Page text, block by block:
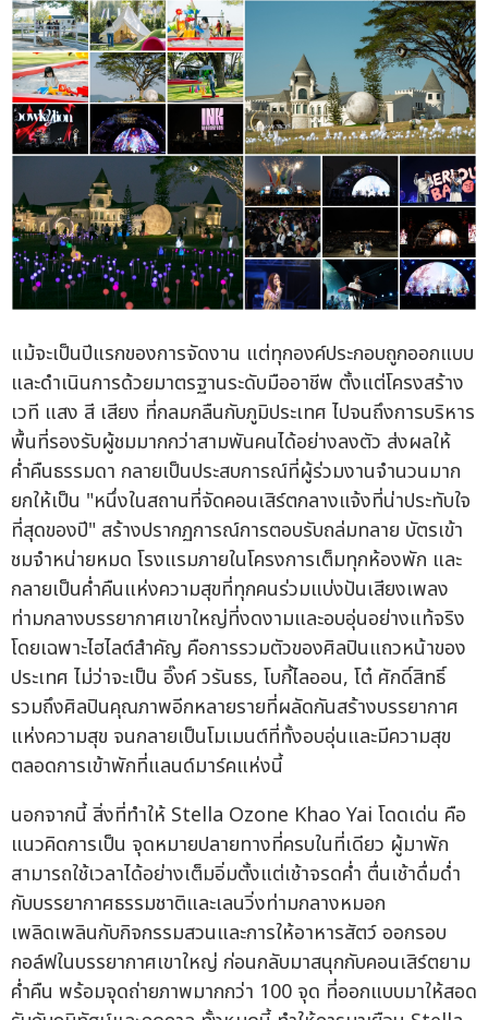
แม้จะเป็นปีแรกของการจัดงาน แต่ทุกองค์ประกอบถูกออกแบบ
และดำเนินการด้วยมาตรฐานระดับมืออาชีพ ตั้งแต่โครงสร้าง
เวที แสง สี เสียง ที่กลมกลืนกับภูมิประเทศ ไปจนถึงการบริหาร
พื้นที่รองรับผู้ชมมากกว่าสามพันคนได้อย่างลงตัว ส่งผลให้
ค่ำคืนธรรมดา กลายเป็นประสบการณ์ที่ผู้ร่วมงานจำนวนมาก
ยกให้เป็น "หนึ่งในสถานที่จัดคอนเสิร์ตกลางแจ้งที่น่าประทับใจ
ที่สุดของปี" สร้างปรากฏการณ์การตอบรับถล่มทลาย บัตรเข้า
ชมจำหน่ายหมด โรงแรมภายในโครงการเต็มทุกห้องพัก และ
กลายเป็นค่ำคืนแห่งความสุขที่ทุกคนร่วมแบ่งปันเสียงเพลง
ท่ามกลางบรรยากาศเขาใหญ่ที่งดงามและอบอุ่นอย่างแท้จริง
โดยเฉพาะไฮไลต์สำคัญ คือการรวมตัวของศิลปินแถวหน้าของ
ประเทศ ไม่ว่าจะเป็น อิ๊งค์ วรันธร, โบกี้ไลออน, โต๋ ศักดิ์สิทธิ์
รวมถึงศิลปินคุณภาพอีกหลายรายที่ผลัดกันสร้างบรรยากาศ
แห่งความสุข จนกลายเป็นโมเมนต์ที่ทั้งอบอุ่นและมีความสุข
ตลอดการเข้าพักที่แลนด์มาร์คแห่งนี้
นอกจากนี้ สิ่งที่ทำให้ Stella Ozone Khao Yai โดดเด่น คือ
แนวคิดการเป็น จุดหมายปลายทางที่ครบในที่เดียว ผู้มาพัก
สามารถใช้เวลาได้อย่างเต็มอิ่มตั้งแต่เช้าจรดค่ำ ตื่นเช้าดื่มด่ำ
กับบรรยากาศธรรมชาติและเลนวิ่งท่ามกลางหมอก
เพลิดเพลินกับกิจกรรมสวนและการให้อาหารสัตว์ ออกรอบ
กอล์ฟในบรรยากาศเขาใหญ่ ก่อนกลับมาสนุกกับคอนเสิร์ตยาม
ค่ำคืน พร้อมจุดถ่ายภาพมากกว่า 100 จุด ที่ออกแบบมาให้สอด